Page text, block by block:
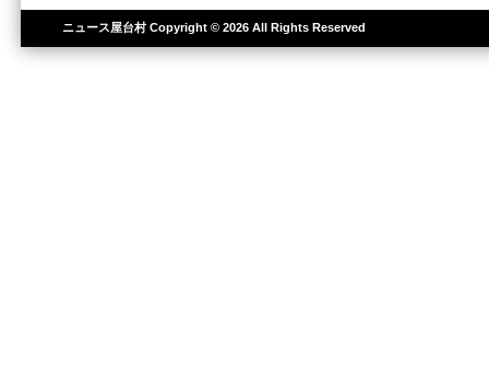
ニュース屋台村Copyright © 2026 All Rights Reserved